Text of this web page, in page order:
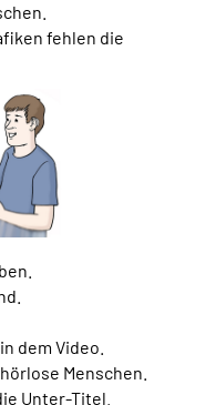
fehlen die
dem Video.
Menschen.
Unter-Titel.